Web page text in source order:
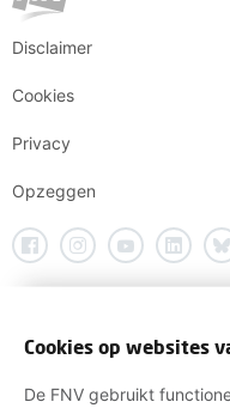
Disclaimer
Cookies
Privacy
Opzeggen
Cookies op websites
De FNV gebruikt